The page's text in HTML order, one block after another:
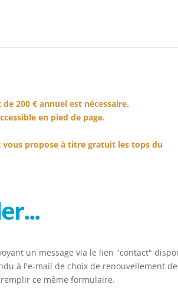
200 € annuel est nécessaire.
en pied de page.
propose à titre gratuit les tops du
un message via le lien "contact"
à l'e-mail de choix de renouvellement de
ce même formulaire.